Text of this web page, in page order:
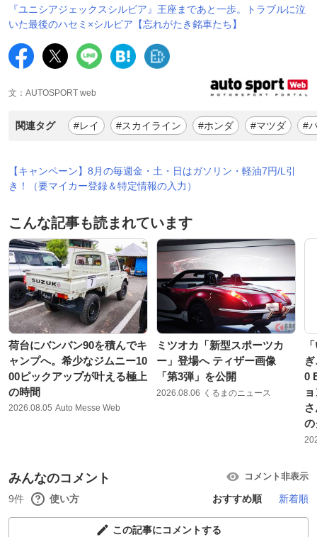
『ユニシアジェックスシルビア』王座まであと一歩。トラブルに泣
いた最後のハセミ×シルビア【忘れがたき銘車たち】
文：AUTOSPORT web
関連タグ #レイ #スカイライン #ホンダ #マツダ #
【キャンペーン】8月の毎週金・土・日はガソリン・軽油7円/L引
き！（要マイカー登録＆特定情報の入力）
こんな記事も読まれています
荷台にバンバン90を積んでキ
ャンプへ。希少なジムニー10
00ピックアップが叶える極上
の時間
2026.08.05 Auto Messe Web
ミツオカ「新型スポーツカ
ー」登場へ ティザー画像
「第3弾」を公開
2026.08.06 くるまのニュース
0
の
みんなのコメント コメント非表示
9件 使い方 おすすめ順 新着順
この記事にコメントする